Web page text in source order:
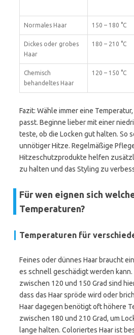
Normales Haar 150 – 180 °C
Dickes oder grobes
Haar
180 – 210 °C
Chemisch
behandeltes Haar
120 – 150 °C
Fazit: Wähle immer eine
passt. Beginne lieber mit einer
teste, ob die Locken gut halten. So
unnötiger Hitze. Regelmäßige
Hitzeschutzprodukte helfen
zu halten und das Styling zu
Für wen eignen sich
Temperaturen?
Temperaturen für
Feines oder dünnes Haar braucht
es schnell geschädigt werden
zwischen 120 und 150 Grad sind
dass das Haar spröde wird oder
Haar dagegen benötigt oft höhere
zwischen 180 und 210 Grad, um
lange halten. Coloriertes Haar ist